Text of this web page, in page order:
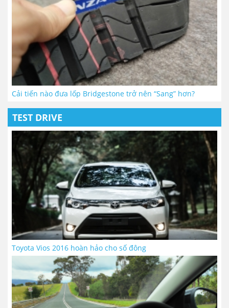
Cải tiến nào đưa lốp Bridgestone trở nên “Sang” hơn?
TEST DRIVE
Toyota Vios 2016 hoàn hảo cho số đông